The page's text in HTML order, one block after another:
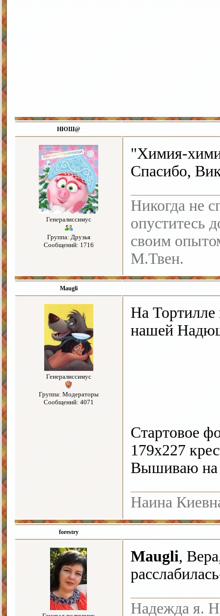
НЮШ@
Генералиссимус
Группа: Друзья
Сообщений: 1716
"Химия-
Спасибо,
Никогда не
опуститесь
своим
М.Твен.
Maugli
Генералиссимус
Группа: Модераторы
Сообщений: 4071
На
нашей
Стартовое
179х227
Вышиваю на
Наина
forestry
Maugli,
Надежда я.